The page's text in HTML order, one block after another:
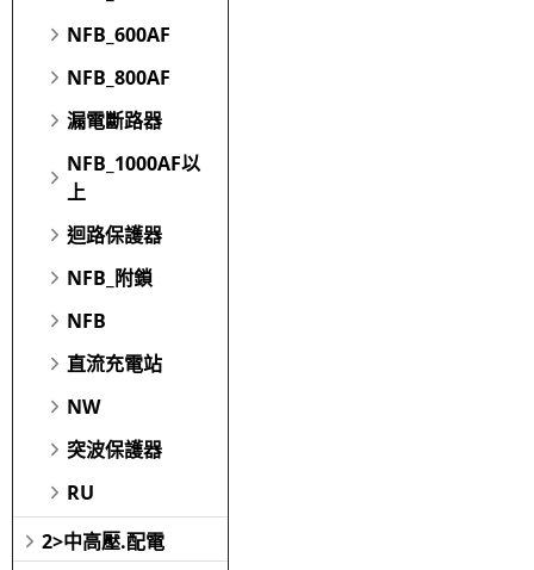
NFB_600AF
NFB_800AF
漏電斷路器
NFB_1000AF以
上
迴路保護器
NFB_附鎖
NFB
直流充電站
NW
突波保護器
RU
2>中高壓.配電